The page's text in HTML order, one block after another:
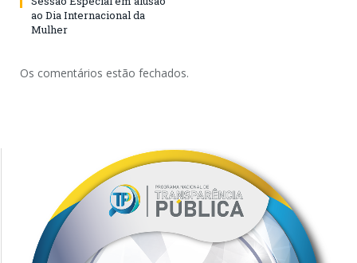
ao Dia Internacional da
Mulher
Os comentários estão fechados.